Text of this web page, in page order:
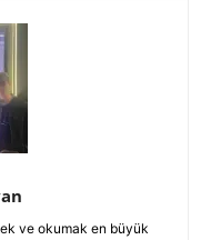
ve okumak en büyük